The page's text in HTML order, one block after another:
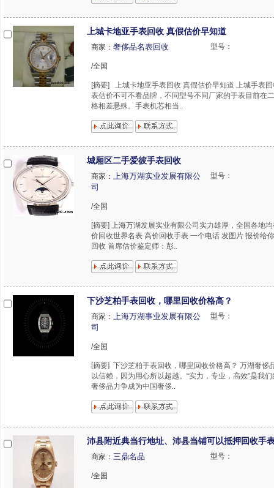
上城卡地亚手表回收 真假估价早知道
商家： 奢侈品名表回收 型号：
/全国
[摘要] 上城卡地亚手表回收 真假估价早知道 上城手表
表估价不可不看品牌，不同型号不同厂家的手表目前在
格相差悬殊。手表机芯相当..
城厢区二手爱彼手表回收
商家： 上海万湖实业发展有限公
司
型号：
/全国
[摘要] 上海万湖发展实业有限公司实力雄厚，全国各地
价回收世界名表 高价回收手表 一个电话 发图片 报价给
回收 首席估价鉴定师：彭..
下沙芝柏手表回收，哪里回收价格高？
商家： 上海万湖事业发展有限公
司
型号：
/全国
[摘要] 下沙芝柏手表回收，哪里回收价格高？ 万湖奢侈
以信赖，因为用心所以超越。“实力，专业，高效”是我
奢侈品力争成为中国奢侈..
沛县附近典当行地址、沛县当铺可以抵押回收手
商家： 三鼎名品 型号：
/全国